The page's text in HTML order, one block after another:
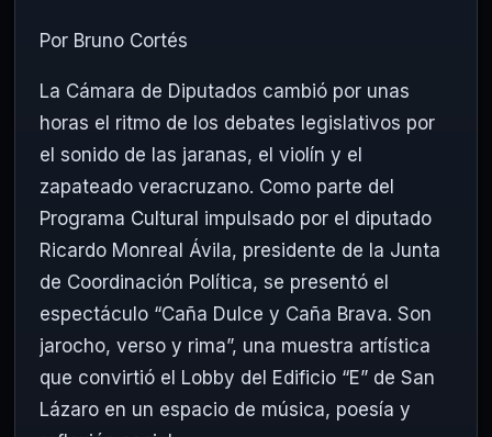
Por Bruno Cortés
La Cámara de Diputados cambió por unas
horas el ritmo de los debates legislativos por
el sonido de las jaranas, el violín y el
zapateado veracruzano. Como parte del
Programa Cultural impulsado por el diputado
Ricardo Monreal Ávila, presidente de la Junta
de Coordinación Política, se presentó el
espectáculo “Caña Dulce y Caña Brava. Son
jarocho, verso y rima”, una muestra artística
que convirtió el Lobby del Edificio “E” de San
Lázaro en un espacio de música, poesía y